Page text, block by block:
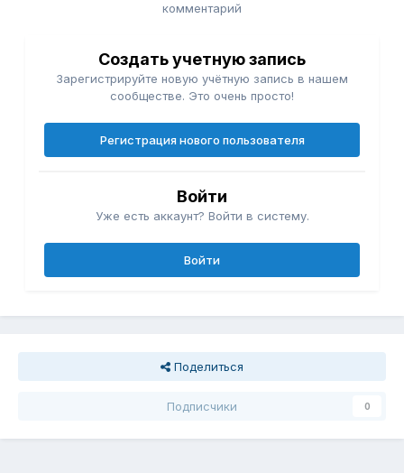
комментарий
Создать учетную запись
Зарегистрируйте новую учётную запись в нашем
сообществе. Это очень просто!
Регистрация нового пользователя
Войти
Уже есть аккаунт? Войти в систему.
Войти
Поделиться
Подписчики 0